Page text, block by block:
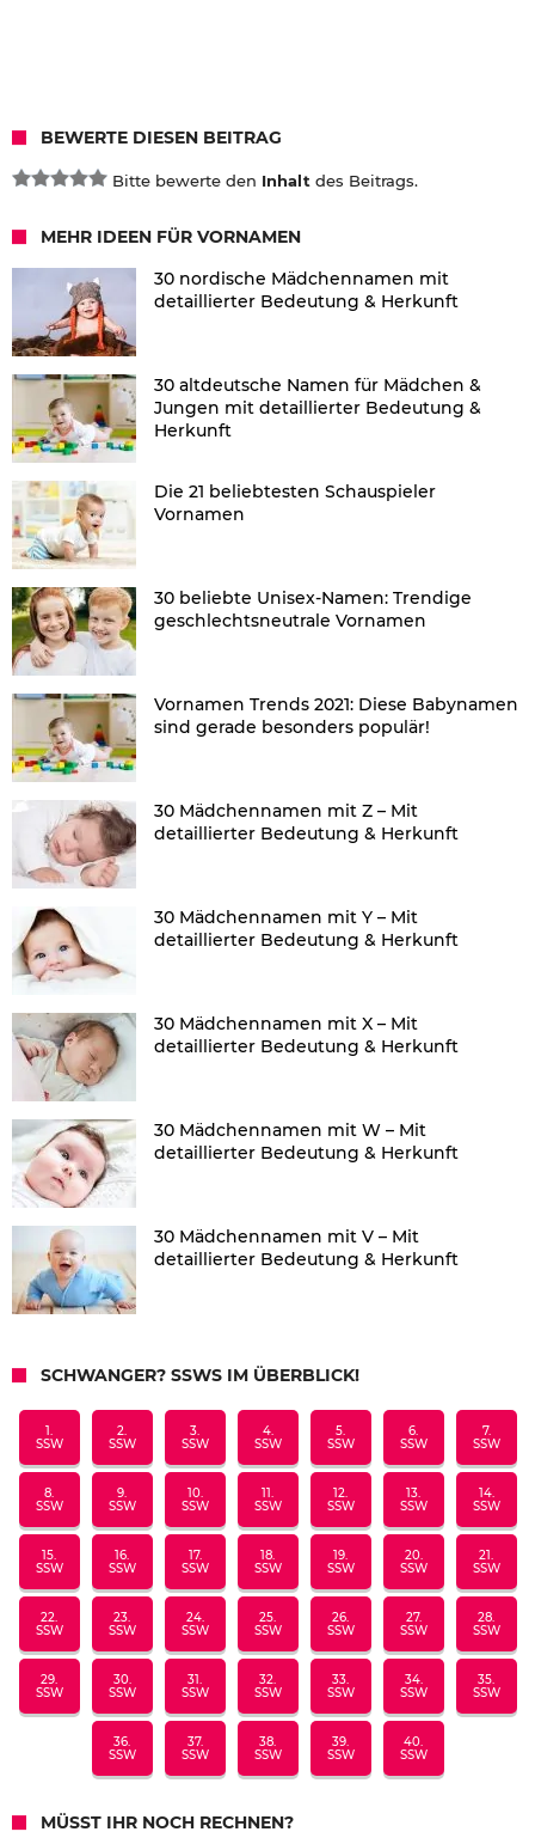
BEWERTE DIESEN BEITRAG
Bitte bewerte den Inhalt des Beitrags.
MEHR IDEEN FÜR VORNAMEN
30 nordische Mädchennamen mit
detaillierter Bedeutung & Herkunft
30 altdeutsche Namen für Mädchen &
Jungen mit detaillierter Bedeutung &
Herkunft
Die 21 beliebtesten Schauspieler
Vornamen
30 beliebte Unisex-Namen: Trendige
geschlechtsneutrale Vornamen
Vornamen Trends 2021: Diese Babynamen
sind gerade besonders populär!
30 Mädchennamen mit Z – Mit
detaillierter Bedeutung & Herkunft
30 Mädchennamen mit Y – Mit
detaillierter Bedeutung & Herkunft
30 Mädchennamen mit X – Mit
detaillierter Bedeutung & Herkunft
30 Mädchennamen mit W – Mit
detaillierter Bedeutung & Herkunft
30 Mädchennamen mit V – Mit
detaillierter Bedeutung & Herkunft
SCHWANGER? SSWS IM ÜBERBLICK!
1.
SSW
2.
SSW
3.
SSW
4.
SSW
5.
SSW
6.
SSW
7.
SSW
8.
SSW
9.
SSW
10.
SSW
11.
SSW
12.
SSW
13.
SSW
14.
SSW
15.
SSW
16.
SSW
17.
SSW
18.
SSW
19.
SSW
20.
SSW
21.
SSW
22.
SSW
23.
SSW
24.
SSW
25.
SSW
26.
SSW
27.
SSW
28.
SSW
29.
SSW
30.
SSW
31.
SSW
32.
SSW
33.
SSW
34.
SSW
35.
SSW
36.
SSW
37.
SSW
38.
SSW
39.
SSW
40.
SSW
MÜSST IHR NOCH RECHNEN?